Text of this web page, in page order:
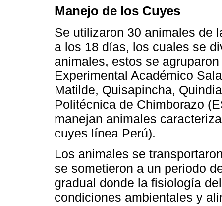
Manejo de los Cuyes
Se utilizaron 30 animales de
a los 18 días, los cuales se
animales, estos se
Experimental Académico
Matilde, Quisapincha,
Politécnica de Chimborazo
manejan animales
cuyes línea Perú).
Los animales se
se sometieron a un periodo
gradual donde la fisiología
condiciones ambientales y